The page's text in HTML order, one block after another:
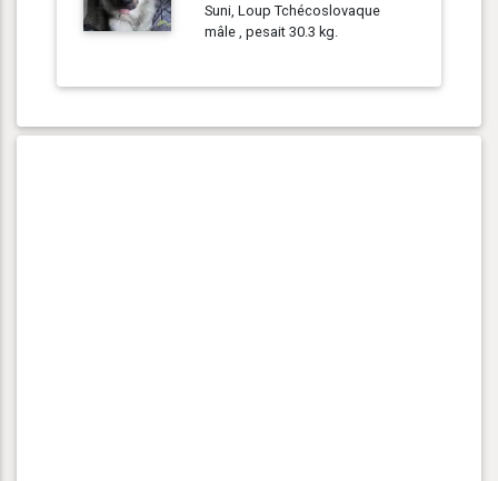
Suni, Loup Tchécoslovaque
mâle , pesait 30.3 kg.